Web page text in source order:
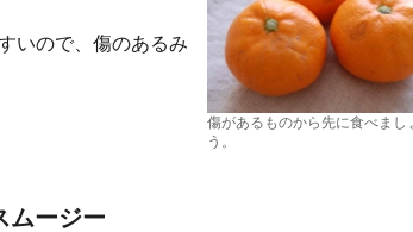
傷があるものから先に食べまし
う。
いので、傷のあるみ
ムージー